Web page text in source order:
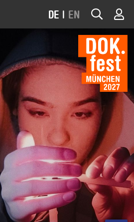
DE | EN